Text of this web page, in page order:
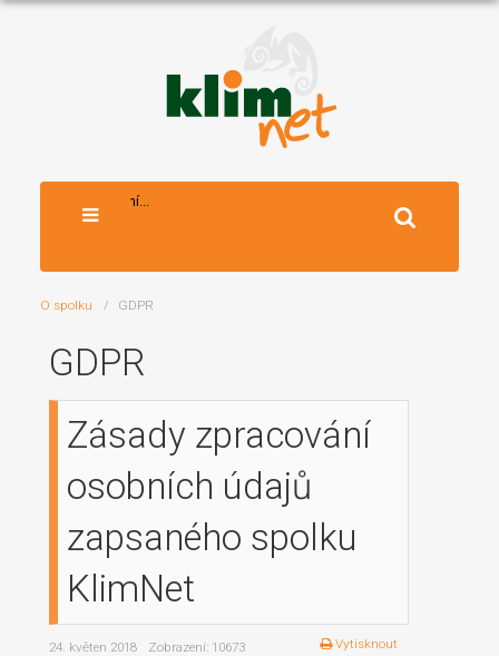
Vyhledávání...
O spolku GDPR
GDPR
Zásady zpracování
osobních údajů
zapsaného spolku
KlimNet
24. květen 2018 Zobrazení: 10673 Vytisknout